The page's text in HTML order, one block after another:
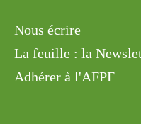
Nous écrire
La feuille : la
Adhérer à l'AFPF